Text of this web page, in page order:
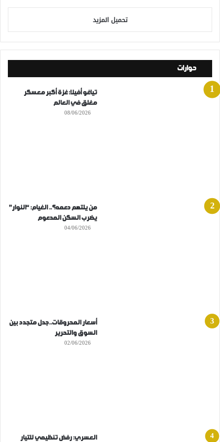
تحميل المزيد
حوارات
تياغو أفيلا: غزة أكبر معسكر
مغلق في العالم
08/06/2026
من يلتهم دعمه؟.. الغيام: “النوار”
يضرب السكن المدعوم
04/06/2026
أسعار المحروقات..جدل متجدد بين
السوق والتحرير
02/06/2026
العسري: رفض تنظيمي للتيار